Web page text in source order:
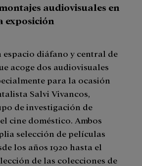
audiovisuales en
exposición
espacio diáfano y central de
acoge dos audiovisuales
para la ocasión
Salvi Vivancos,
de investigación de
cine doméstico. Ambos
selección de películas
los años 1920 hasta el
de las colecciones de